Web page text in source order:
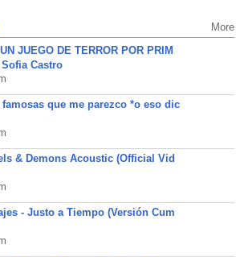
More
JUEGO DE TERROR POR PRIM
Castro
que me parezco *o eso dic
& Demons Acoustic (Official Vid
- Justo a Tiempo (Versión Cum